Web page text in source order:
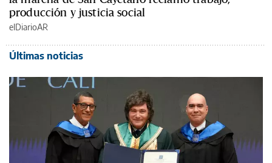
producción y justicia social
elDiarioAR
Últimas noticias